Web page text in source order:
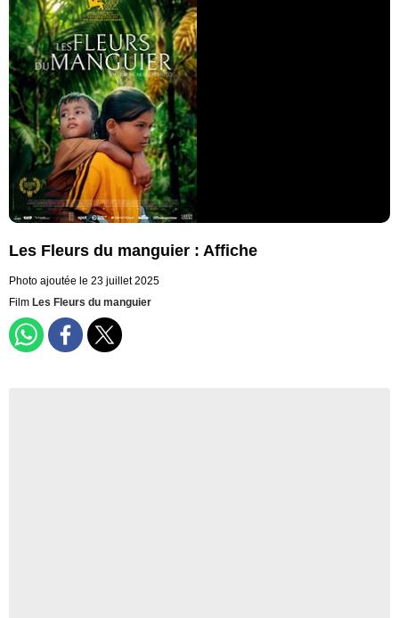
Les Fleurs du manguier : Affiche
Photo ajoutée le 23 juillet 2025
Film Les Fleurs du manguier